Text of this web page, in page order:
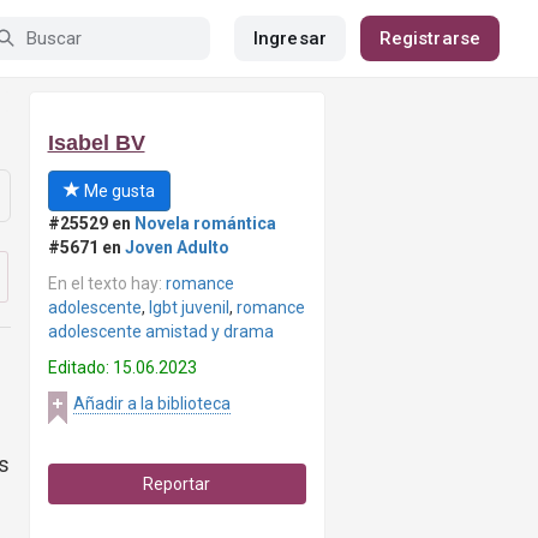
Ingresar Registrarse
Isabel BV
Me gusta
#25529 en Novela romántica
#5671 en Joven Adulto
En el texto hay: romance
adolescente, lgbt juvenil , romance
adolescente amistad y drama
Editado: 15.06.2023
Añadir a la biblioteca
Reportar